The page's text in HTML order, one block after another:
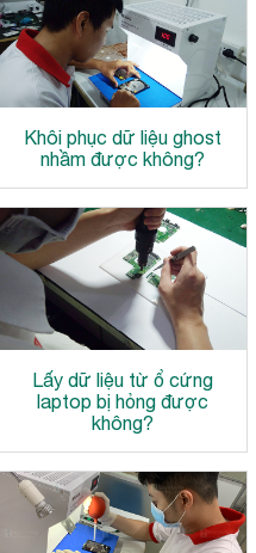
Khôi phục dữ liệu ghost
nhầm được không?
Lấy dữ liệu từ ổ cứng
laptop bị hỏng được
không?